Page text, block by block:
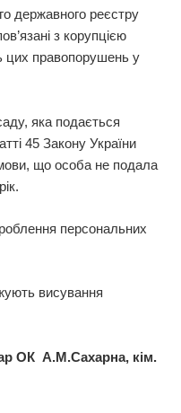
державного реєстру
з корупцією
цих правопорушень у
яка подається
45 Закону України
що особа не подала
персональних
висування
ОК А.М.Сахарна, кім.